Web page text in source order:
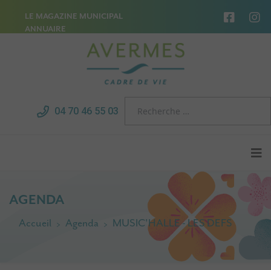
LE MAGAZINE MUNICIPAL
ANNUAIRE
04 70 46 55 03
AGENDA
Accueil Agenda MUSIC'HALLE - LES DEFS